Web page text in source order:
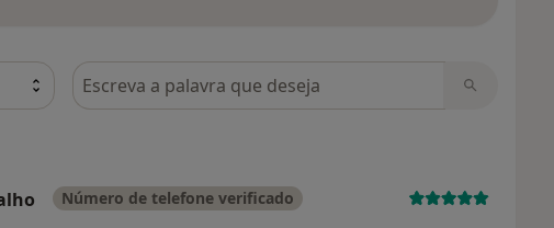
Pesquisar em opiniões
Número de telefone verificado